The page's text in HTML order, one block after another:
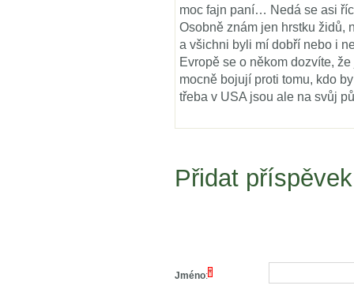
moc fajn paní… Nedá se asi
Osobně znám jen hrstku židů,
a všichni byli mí dobří nebo i
Evropě se o někom dozvíte,
mocně bojují proti tomu, kdo
třeba v USA jsou ale na svůj
Přidat
Jméno:*